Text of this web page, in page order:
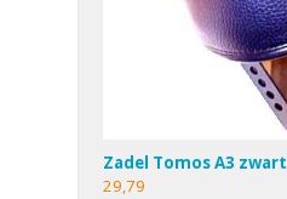
Zadel Tomos A3 zwart
29,79